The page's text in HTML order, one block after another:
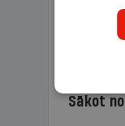
Sākot